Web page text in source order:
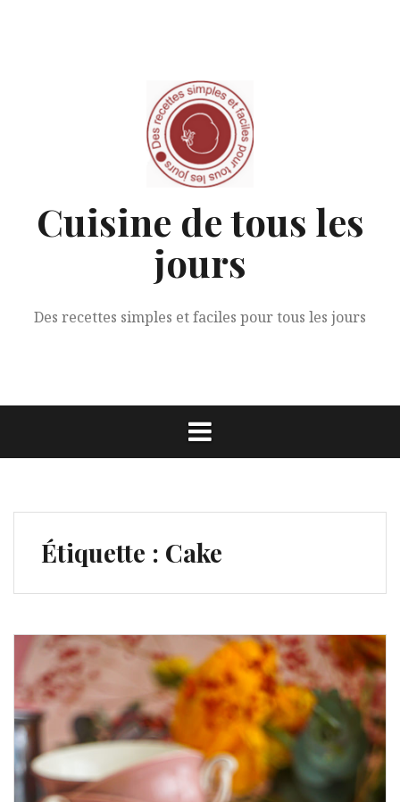
Cuisine de tous les
jours
Des recettes simples et faciles pour tous les jours
Étiquette : Cake